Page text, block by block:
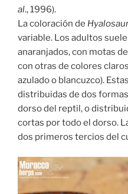
al., 1996).
La coloración de
variable. Los adultos
anaranjados, con motas
con otras de colores
azulado o blancuzco).
distribuidas de dos
dorso del reptil, o
cortas por todo el dorso.
dos primeros tercios del